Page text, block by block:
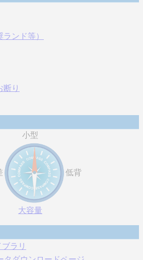
ンド等）
断り
小型
低背
大容量
ラリ